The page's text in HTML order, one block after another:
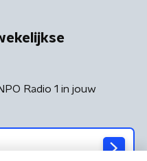
Radio 1 in jouw